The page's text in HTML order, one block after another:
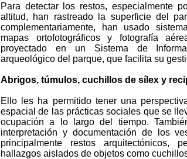
Para detectar los restos, especialmente
altitud, han rastreado la superficie del
complementariamente, han usado
mapas ortofotográficos y fotografía
proyectado en un Sistema de
arqueológico del parque, que facilita su
Abrigos, túmulos, cuchillos de sílex y
Ello les ha permitido tener una
espacial de las prácticas sociales que se
ocupación a lo largo del tiempo.
interpretación y documentación de los
principalmente restos arquitectónicos,
hallazgos aislados de objetos como